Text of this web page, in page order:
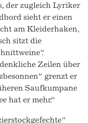
der zugleich Lyriker
sieht er einen
am Kleiderhaken,
sitzt die
Zeilen über
grenzt er
Saufkumpane
hat er mehr.“